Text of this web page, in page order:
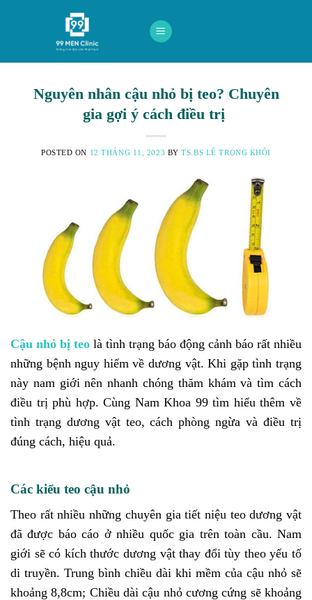
Nguyên nhân cậu nhỏ bị teo? Chuyên
gia gợi ý cách điều trị
POSTED ON 12 THÁNG 11, 2023 BYTS.BS LÊ TRỌNG KHÔI
Cậu nhỏ bị teo là tình trạng báo động cảnh báo rất nhiều
những bệnh nguy hiểm về dương vật. Khi gặp tình trạng
này nam giới nên nhanh chóng thăm khám và tìm cách
điều trị phù hợp. Cùng Nam Khoa 99 tìm hiểu thêm về
tình trạng dương vật teo, cách phòng ngừa và điều trị
đúng cách, hiệu quả.
Các kiểu teo cậu nhỏ
Theo rất nhiều những chuyên gia tiết niệu teo dương vật
đã được báo cáo ở nhiều quốc gia trên toàn cầu. Nam
giới sẽ có kích thước dương vật thay đổi tùy theo yếu tố
di truyền. Trung bình chiều dài khi mềm của cậu nhỏ sẽ
khoảng 8,8cm; Chiều dài cậu nhỏ cương cứng sẽ khoảng